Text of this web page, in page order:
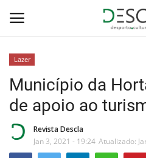
Home
...by Descla
Lazer
Município da
de apoio ao
Revista Descla
Jan 3, 2021 - 19:24 Atualizado: